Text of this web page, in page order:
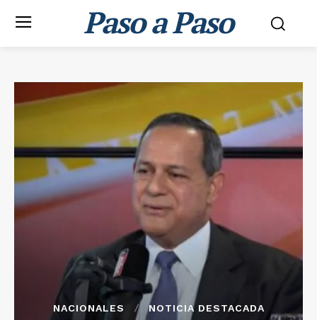
Paso a Paso
NACIONALES NOTICIA DESTACADA